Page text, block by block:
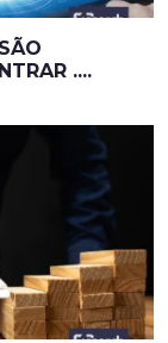
....